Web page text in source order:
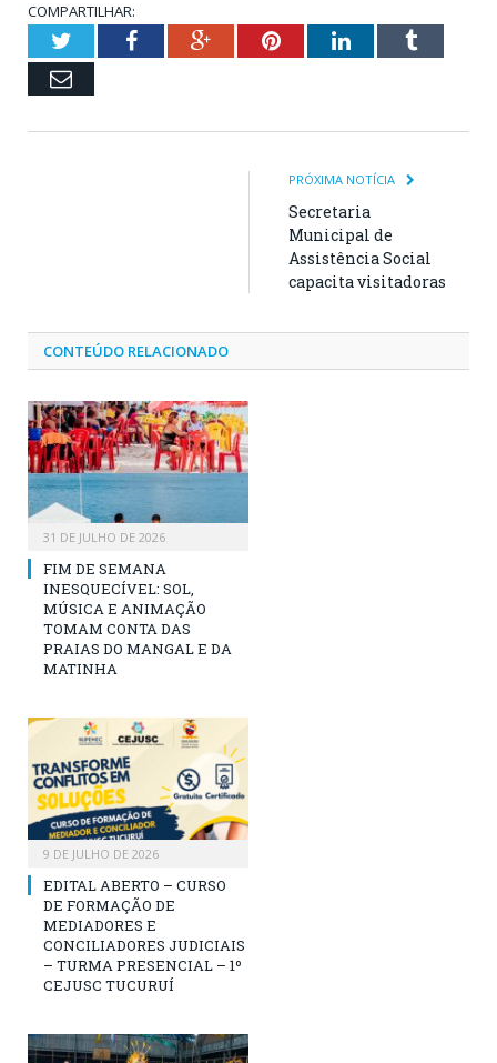
COMPARTILHAR:
TwitterFacebookGoogle+PinterestLinkedInTumblr
Email
PRÓXIMA NOTÍCIA
Secretaria
Municipal de
Assistência Social
capacita visitadoras
CONTEÚDO RELACIONADO
31 DE JULHO DE 2026
FIM DE SEMANA
INESQUECÍVEL: SOL,
MÚSICA E ANIMAÇÃO
TOMAM CONTA DAS
PRAIAS DO MANGAL E DA
MATINHA
9 DE JULHO DE 2026
EDITAL ABERTO – CURSO
DE FORMAÇÃO DE
MEDIADORES E
CONCILIADORES JUDICIAIS
– TURMA PRESENCIAL – 1º
CEJUSC TUCURUÍ